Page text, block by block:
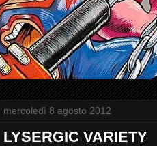
mercoledì 8 agosto 2012
LYSERGIC VARIETY